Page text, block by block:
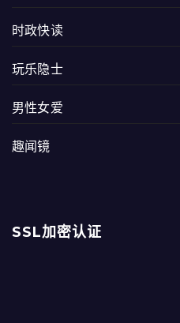
时政快读
玩乐隐士
男性女爱
趣闻镜
SSL加密认证